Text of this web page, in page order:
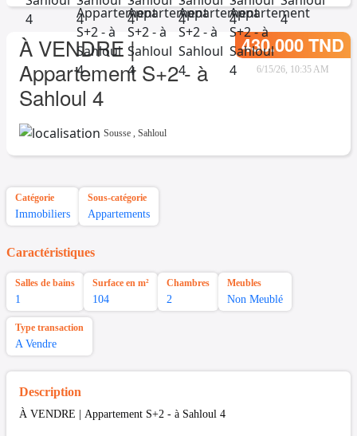
À VENDRE |
Appartement S+2 - à
Sahloul 4
430.000 TND
6/15/26, 10:35 AM
Sousse , Sahloul
Catégorie
Immobiliers
Sous-catégorie
Appartements
Caractéristiques
Salles de bains
1
Surface en m²
104
Chambres
2
Meubles
Non Meublé
Type transaction
A Vendre
Description
À VENDRE | Appartement S+2 - à Sahloul 4